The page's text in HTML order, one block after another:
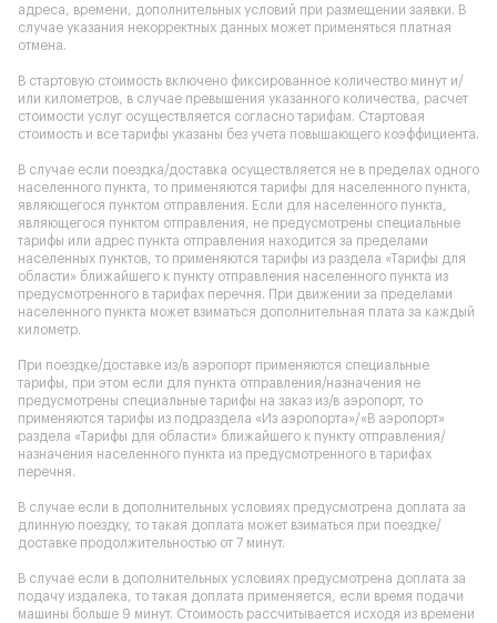
адреса, времени, дополнительных условий при размещении заявки. В
случае указания некорректных данных может применяться платная
отмена.
В стартовую стоимость включено фиксированное количество минут и/
или километров, в случае превышения указанного количества, расчет
стоимости услуг осуществляется согласно тарифам. Стартовая
стоимость и все тарифы указаны без учета повышающего коэффициента.
В случае если поездка/доставка осуществляется не в пределах одного
населенного пункта, то применяются тарифы для населенного пункта,
являющегося пунктом отправления. Если для населенного пункта,
являющегося пунктом отправления, не предусмотрены специальные
тарифы или адрес пункта отправления находится за пределами
населенных пунктов, то применяются тарифы из раздела «Тарифы для
области» ближайшего к пункту отправления населенного пункта из
предусмотренного в тарифах перечня. При движении за пределами
населенного пункта может взиматься дополнительная плата за каждый
километр.
При поездке/доставке из/в аэропорт применяются специальные
тарифы, при этом если для пункта отправления/назначения не
предусмотрены специальные тарифы на заказ из/в аэропорт, то
применяются тарифы из подраздела «Из аэропорта»/«В аэропорт»
раздела «Тарифы для области» ближайшего к пункту отправления/
назначения населенного пункта из предусмотренного в тарифах
перечня.
В случае если в дополнительных условиях предусмотрена доплата за
длинную поездку, то такая доплата может взиматься при поездке/
доставке продолжительностью от 7 минут.
В случае если в дополнительных условиях предусмотрена доплата за
подачу издалека, то такая доплата применяется, если время подачи
машины больше 9 минут. Стоимость рассчитывается исходя из времени